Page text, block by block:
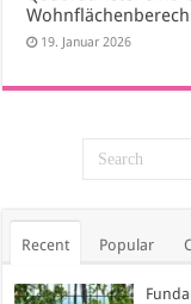
19. Januar 2026
Recent Popular